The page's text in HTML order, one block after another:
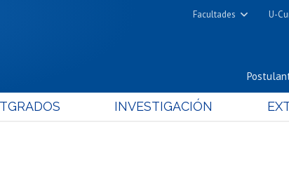
Facultades
Cs. Físicas y
Cs. Químicas y
U-
INVESTIGACIÓN